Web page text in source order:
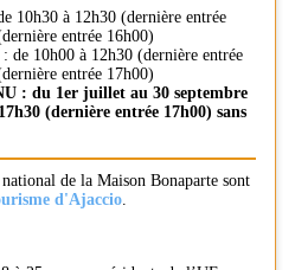
10h30 à 12h30 (dernière entrée
entrée 16h00)
de 10h00 à 12h30 (dernière entrée
entrée 17h00)
: du 1er juillet au 30 septembre
(dernière entrée 17h00) sans
de la Maison Bonaparte sont
d'Ajaccio